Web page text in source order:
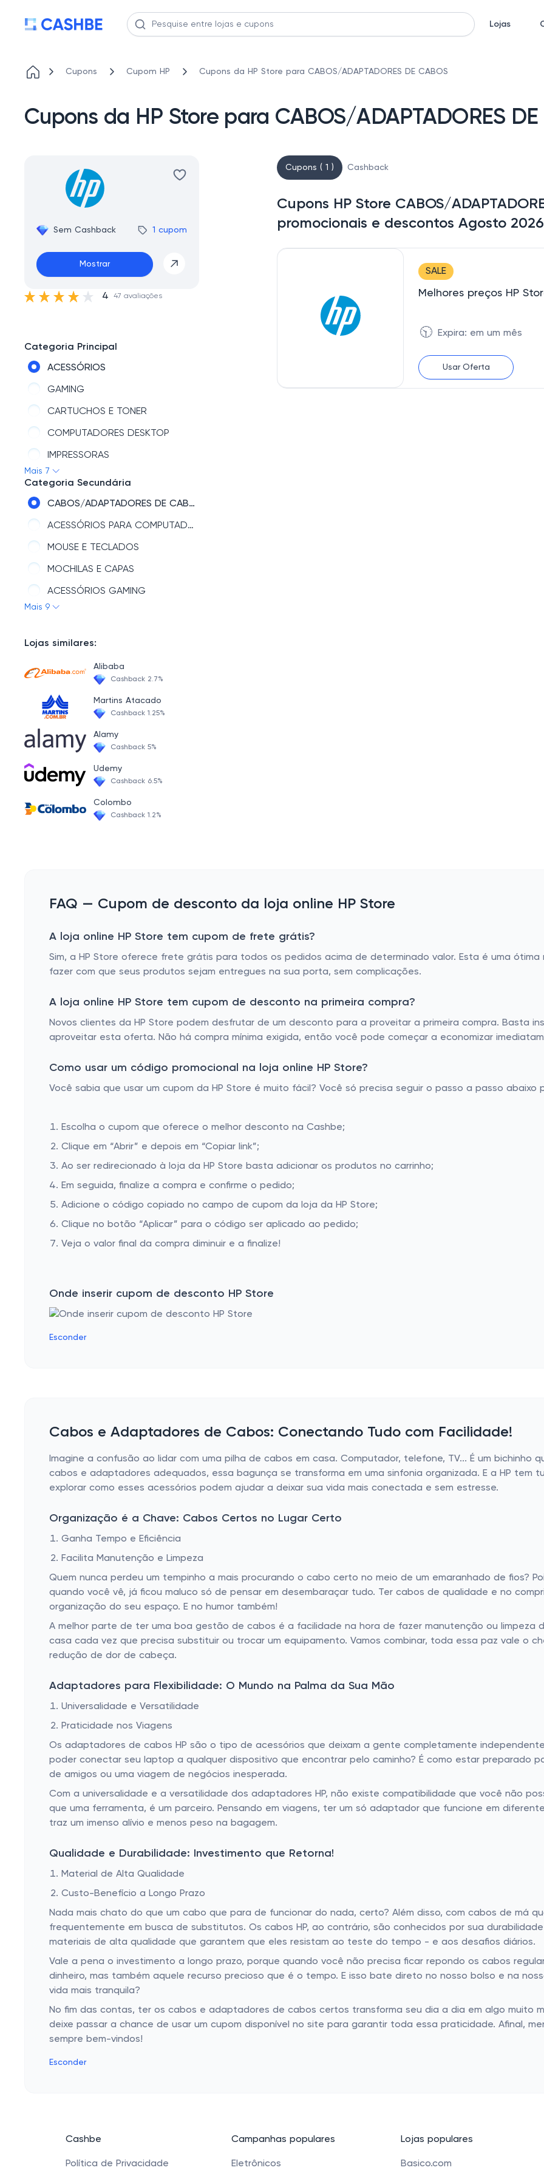
Lojas
Cupons Cupom HP Cupons da HP Store para CABOS/ADAPTADORES DE CABOS
Cupons da HP Store para CABOS/ADAPTADORES DE
Sem Cashback 1 cupom
Mostrar
4 47 avaliações
Categoria Principal
ACESSÓRIOS
GAMING
CARTUCHOS E TONER
COMPUTADORES DESKTOP
IMPRESSORAS
NOTEBOOKS
MONITORES
Mais 7
Categoria Secundária
CABOS/ADAPTADORES DE CABOS
ACESSÓRIOS PARA COMPUTADOR
MOUSE E TECLADOS
MOCHILAS E CAPAS
ACESSÓRIOS GAMING
Mais 9
Lojas similares:
Alibaba
Cashback 2.7%
Martins Atacado
Cashback 1.25%
Alamy
Cashback 5%
Udemy
Cashback 6.5%
Colombo
Cashback 1.2%
Cupons ( 1 ) Cashback
Cupons HP Store CABOS/
promocionais e descontos Agosto 2026
SALE
Melhores preços HP
🕥 Expira: em um mês
Usar Oferta
FAQ — Cupom de desconto da loja online HP Store
A loja online HP Store tem cupom de frete grátis?
Sim, a HP Store oferece frete grátis para todos os pedidos acima de determinado valor. Esta é uma
fazer com que seus produtos sejam entregues na sua porta, sem complicações.
A loja online HP Store tem cupom de desconto na primeira compra?
Novos clientes da HP Store podem desfrutar de um desconto para a proveitar a primeira compra. Basta
aproveitar esta oferta. Não há compra mínima exigida, então você pode começar a economizar
Como usar um código promocional na loja online HP Store?
Você sabia que usar um cupom da HP Store é muito fácil? Você só precisa seguir o passo a passo abaixo
Escolha o cupom que oferece o melhor desconto na Cashbe;
Clique em “Abrir” e depois em “Copiar link”;
Ao ser redirecionado à loja da HP Store basta adicionar os produtos no carrinho;
Em seguida, finalize a compra e confirme o pedido;
Adicione o código copiado no campo de cupom da loja da HP Store;
Clique no botão “Aplicar” para o código ser aplicado ao pedido;
Veja o valor final da compra diminuir e a finalize!
Onde inserir cupom de desconto HP Store
Esconder
Cabos e Adaptadores de Cabos: Conectando Tudo com Facilidade!
Imagine a confusão ao lidar com uma pilha de cabos em casa. Computador, telefone, TV... É um bichinho
cabos e adaptadores adequados, essa bagunça se transforma em uma sinfonia organizada. E a HP tem
explorar como esses acessórios podem ajudar a deixar sua vida mais conectada e sem estresse.
Organização é a Chave: Cabos Certos no Lugar Certo
Ganha Tempo e Eficiência
Facilita Manutenção e Limpeza
Quem nunca perdeu um tempinho a mais procurando o cabo certo no meio de um emaranhado de fios?
quando você vê, já ficou maluco só de pensar em desembaraçar tudo. Ter cabos de qualidade e no
organização do seu espaço. E no humor também!
A melhor parte de ter uma boa gestão de cabos é a facilidade na hora de fazer manutenção ou limpeza
casa cada vez que precisa substituir ou trocar um equipamento. Vamos combinar, toda essa paz vale o
redução de dor de cabeça.
Adaptadores para Flexibilidade: O Mundo na Palma da Sua Mão
Universalidade e Versatilidade
Praticidade nos Viagens
Os adaptadores de cabos HP são o tipo de acessórios que deixam a gente completamente
poder conectar seu laptop a qualquer dispositivo que encontrar pelo caminho? É como estar preparado
de amigos ou uma viagem de negócios inesperada.
Com a universalidade e a versatilidade dos adaptadores HP, não existe compatibilidade que você não
que uma ferramenta, é um parceiro. Pensando em viagens, ter um só adaptador que funcione em
traz um imenso alívio e menos peso na bagagem.
Qualidade e Durabilidade: Investimento que Retorna!
Material de Alta Qualidade
Custo-Benefício a Longo Prazo
Nada mais chato do que um cabo que para de funcionar do nada, certo? Além disso, com cabos de má
frequentemente em busca de substitutos. Os cabos HP, ao contrário, são conhecidos por sua
materiais de alta qualidade que garantem que eles resistam ao teste do tempo - e aos desafios diários.
Vale a pena o investimento a longo prazo, porque quando você não precisa ficar repondo os cabos
dinheiro, mas também aquele recurso precioso que é o tempo. E isso bate direto no nosso bolso e na
vida mais tranquila?
No fim das contas, ter os cabos e adaptadores de cabos certos transforma seu dia a dia em algo muito
deixe passar a chance de usar um cupom disponível no site para garantir toda essa praticidade. Afinal,
sempre bem-vindos!
Esconder
Cashbe
Política de Privacidade
Campanhas populares
Eletrônicos
Lojas populares
Basico.com